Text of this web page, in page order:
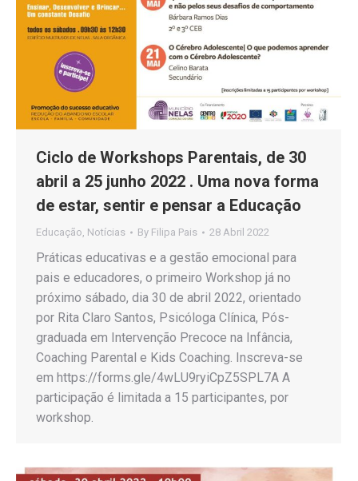
Ciclo de Workshops Parentais, de 30
abril a 25 junho 2022 . Uma nova forma
de estar, sentir e pensar a Educação
Educação Notícias By Filipa Pais 28 Abril 2022
Práticas educativas e a gestão emocional para
pais e educadores, o primeiro Workshop já no
próximo sábado, dia 30 de abril 2022, orientado
por Rita Claro Santos, Psicóloga Clínica, Pós-
graduada em Intervenção Precoce na Infância,
Coaching Parental e Kids Coaching. Inscreva-se
em https://forms.gle/4wLU9ryiCpZ5SPL7A A
participação é limitada a 15 participantes, por
workshop.